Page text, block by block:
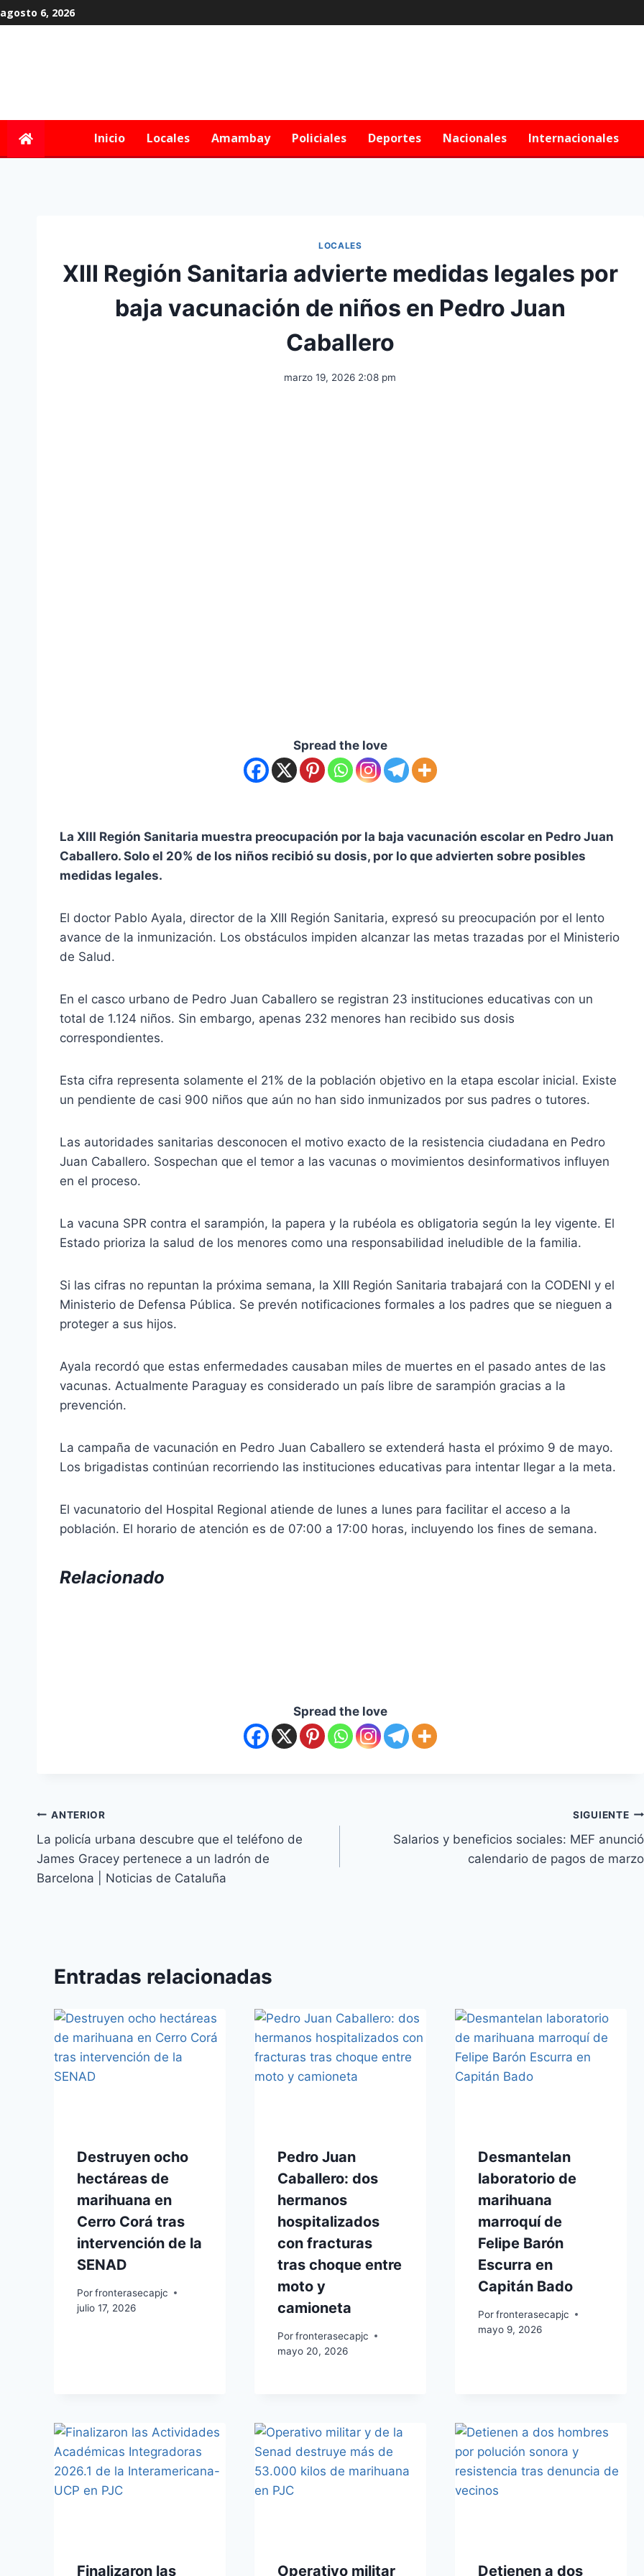
agosto 6, 2026
Inicio Locales Amambay Policiales Deportes Nacionales Internacionales
LOCALES
XIII Región Sanitaria advierte medidas legales por
baja vacunación de niños en Pedro Juan
Caballero
marzo 19, 2026 2:08 pm
Spread the love
La XIII Región Sanitaria muestra preocupación por la baja vacunación escolar en Pedro Juan
Caballero. Solo el 20% de los niños recibió su dosis, por lo que advierten sobre posibles
medidas legales.
El doctor Pablo Ayala, director de la XIII Región Sanitaria, expresó su preocupación por el lento
avance de la inmunización. Los obstáculos impiden alcanzar las metas trazadas por el Ministerio
de Salud.
En el casco urbano de Pedro Juan Caballero se registran 23 instituciones educativas con un
total de 1.124 niños. Sin embargo, apenas 232 menores han recibido sus dosis
correspondientes.
Esta cifra representa solamente el 21% de la población objetivo en la etapa escolar inicial. Existe
un pendiente de casi 900 niños que aún no han sido inmunizados por sus padres o tutores.
Las autoridades sanitarias desconocen el motivo exacto de la resistencia ciudadana en Pedro
Juan Caballero. Sospechan que el temor a las vacunas o movimientos desinformativos influyen
en el proceso.
La vacuna SPR contra el sarampión, la papera y la rubéola es obligatoria según la ley vigente. El
Estado prioriza la salud de los menores como una responsabilidad ineludible de la familia.
Si las cifras no repuntan la próxima semana, la XIII Región Sanitaria trabajará con la CODENI y el
Ministerio de Defensa Pública. Se prevén notificaciones formales a los padres que se nieguen a
proteger a sus hijos.
Ayala recordó que estas enfermedades causaban miles de muertes en el pasado antes de las
vacunas. Actualmente Paraguay es considerado un país libre de sarampión gracias a la
prevención.
La campaña de vacunación en Pedro Juan Caballero se extenderá hasta el próximo 9 de mayo.
Los brigadistas continúan recorriendo las instituciones educativas para intentar llegar a la meta.
El vacunatorio del Hospital Regional atiende de lunes a lunes para facilitar el acceso a la
población. El horario de atención es de 07:00 a 17:00 horas, incluyendo los fines de semana.
Relacionado
Spread the love
ANTERIOR
La policía urbana descubre que el teléfono de
James Gracey pertenece a un ladrón de
Barcelona | Noticias de Cataluña
SIGUIENTE
Salarios y beneficios sociales: MEF anunció
calendario de pagos de marzo
Entradas relacionadas
Destruyen ocho
hectáreas de
marihuana en
Cerro Corá tras
intervención de la
SENAD
Porfronterasecapjc
julio 17, 2026
Pedro Juan
Caballero: dos
hermanos
hospitalizados
con fracturas
tras choque entre
moto y
camioneta
Porfronterasecapjc
mayo 20, 2026
Desmantelan
laboratorio de
marihuana
marroquí de
Felipe Barón
Escurra en
Capitán Bado
Por fronterasecapjc
mayo 9, 2026
Finalizaron las Operativo militar Detienen a dos